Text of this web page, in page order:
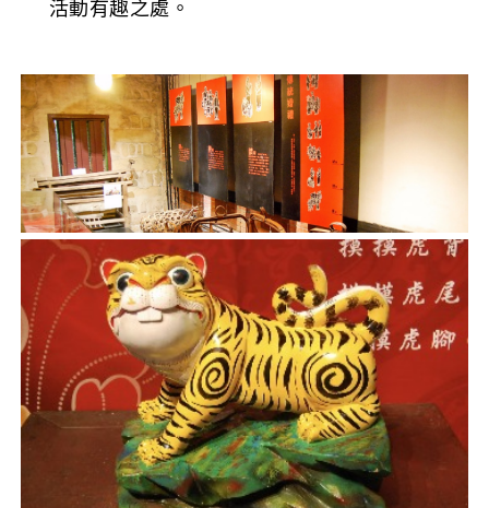
活動有趣之處。